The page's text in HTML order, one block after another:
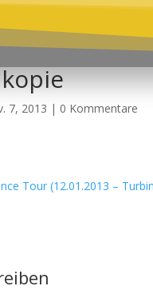
7, 2013 | 0 Kommentare